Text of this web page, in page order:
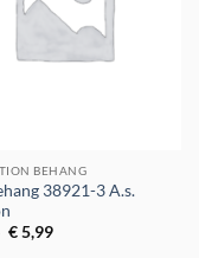
BEHANG
38921-3 A.s.
Oorspronkelijke
prijs
€5,99Huidige